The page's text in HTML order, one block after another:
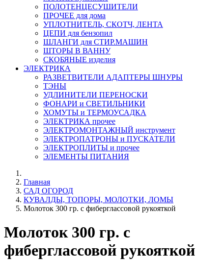
ПОЛОТЕНЦЕСУШИТЕЛИ
ПРОЧЕЕ для дома
УПЛОТНИТЕЛЬ, СКОТЧ, ЛЕНТА
ЦЕПИ для бензопил
ШЛАНГИ для СТИР.МАШИН
ШТОРЫ В ВАННУ
СКОБЯНЫЕ изделия
ЭЛЕКТРИКА
РАЗВЕТВИТЕЛИ АДАПТЕРЫ ШНУРЫ
ТЭНЫ
УДЛИНИТЕЛИ ПЕРЕНОСКИ
ФОНАРИ и СВЕТИЛЬНИКИ
ХОМУТЫ и ТЕРМОУСАДКА
ЭЛЕКТРИКА прочее
ЭЛЕКТРОМОНТАЖНЫЙ инструмент
ЭЛЕКТРОПАТРОНЫ и ПУСКАТЕЛИ
ЭЛЕКТРОПЛИТЫ и прочее
ЭЛЕМЕНТЫ ПИТАНИЯ
Главная
САД ОГОРОД
КУВАЛДЫ, ТОПОРЫ, МОЛОТКИ, ЛОМЫ
Молоток 300 гр. с фиберглассовой рукояткой
Молоток 300 гр. с
фиберглассовой рукояткой